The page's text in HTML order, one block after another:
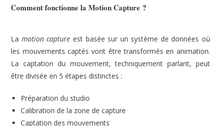
Comment fonctionne la Motion Capture ?
La motion capture est basée sur un système de données où
les mouvements captés vont être transformés en animation.
La captation du mouvement, techniquement parlant, peut
être divisée en 5 étapes distinctes :
Préparation du studio
Calibration de la zone de capture
Captation des mouvements